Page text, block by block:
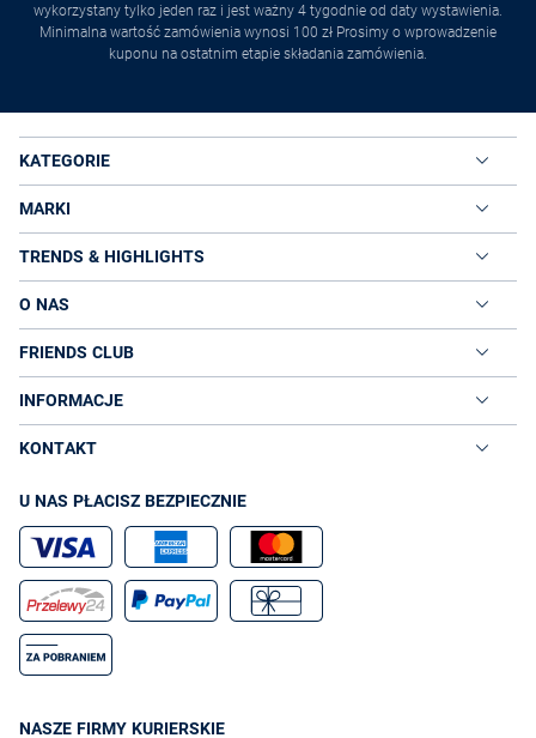
wykorzystany tylko jeden raz i jest ważny 4 tygodnie od daty wystawienia.
Minimalna wartość zamówienia wynosi 100 zł Prosimy o wprowadzenie
kuponu na ostatnim etapie składania zamówienia.
KATEGORIE
MARKI
TRENDS & HIGHLIGHTS
O NAS
FRIENDS CLUB
INFORMACJE
KONTAKT
U NAS PŁACISZ BEZPIECZNIE
NASZE FIRMY KURIERSKIE